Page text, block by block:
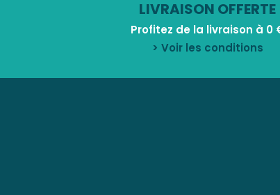
LIVRAISON OFFERTE
Profitez de la livraison à 0
> Voir les conditions